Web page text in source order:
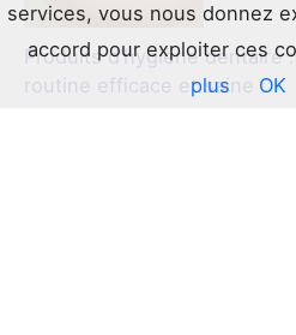
Produits d’hygiène
routine efficace et saine
services, vous nous donnez
accord pour exploiter ces
plus
OK